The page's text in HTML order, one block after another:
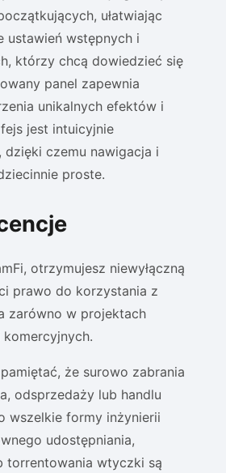
ułatwiając
ustawień wstępnych i
którzy chcą dowiedzieć się
panel zapewnia
unikalnych efektów i
jest intuicyjnie
dzięki czemu nawigacja i
proste.
otrzymujesz niewyłączną
prawo do korzystania z
zarówno w projektach
że surowo zabrania
odsprzedaży lub handlu
wszelkie formy inżynierii
udostępniania,
torrentowania wtyczki są